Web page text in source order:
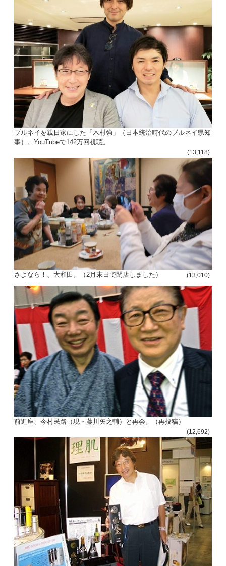
ブルネイを親日家にした「木村強」（日本統治時代のブルネイ県知
事）。YouTubeで142万回視聴。
(13,118)
さよなら！、大和田。（2月末日で閉店しました） (13,010)
前進座、今村民路（現・藤川矢之輔）と再会。（再投稿）
(12,692)